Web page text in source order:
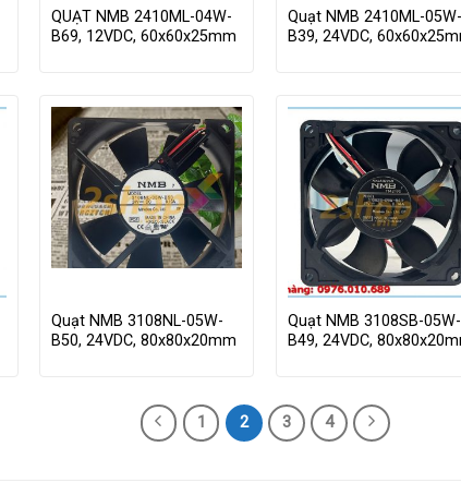
QUẠT NMB 2410ML-04W-
B69, 12VDC, 60x60x25mm
Quạt NMB 2410ML-05W-
B39, 24VDC,
Quạt NMB 3108NL-05W-
B50, 24VDC, 80x80x20mm
Quạt NMB 3108SB-05W-
B49, 24VDC,
1 2 3 4